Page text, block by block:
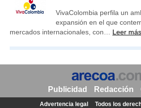
VivaColombia perfila un
expansión en el que
mercados internacionales, con… Leer más
Publicidad Redacción
Advertencia legal
Todos los